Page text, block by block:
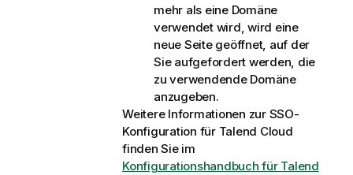
mehr als eine Domäne
verwendet wird, wird eine
neue Seite geöffnet, auf der
Sie aufgefordert werden, die
zu verwendende Domäne
anzugeben.
Weitere Informationen zur SSO-
Konfiguration für Talend Cloud
finden Sie im
Konfigurationshandbuch für Talend